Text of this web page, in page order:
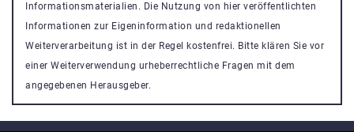
Informationsmaterialien. Die Nutzung von hier veröffentlichten
Informationen zur Eigeninformation und redaktionellen
Weiterverarbeitung ist in der Regel kostenfrei. Bitte klären Sie vor
einer Weiterverwendung urheberrechtliche Fragen mit dem
angegebenen Herausgeber.